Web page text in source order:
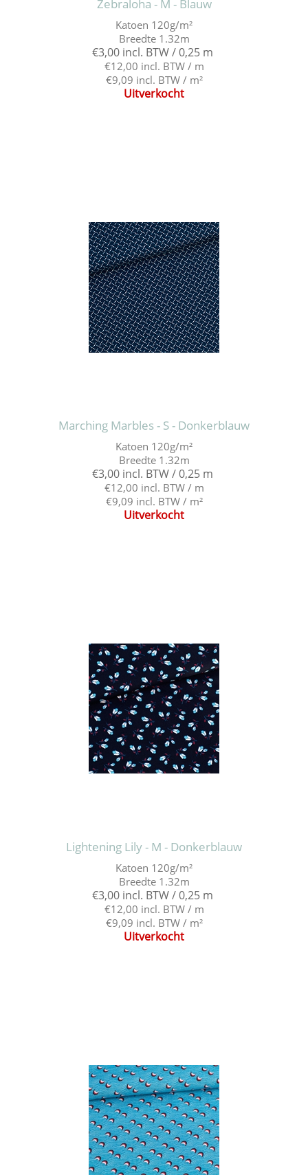
Zebraloha - M - Blauw
Katoen 120g/m²
Breedte 1.32m
€3,00 incl. BTW / 0,25 m
€12,00 incl. BTW / m
€9,09 incl. BTW / m²
Uitverkocht
Marching Marbles - S - Donkerblauw
Katoen 120g/m²
Breedte 1.32m
€3,00 incl. BTW / 0,25 m
€12,00 incl. BTW / m
€9,09 incl. BTW / m²
Uitverkocht
Lightening Lily - M - Donkerblauw
Katoen 120g/m²
Breedte 1.32m
€3,00 incl. BTW / 0,25 m
€12,00 incl. BTW / m
€9,09 incl. BTW / m²
Uitverkocht